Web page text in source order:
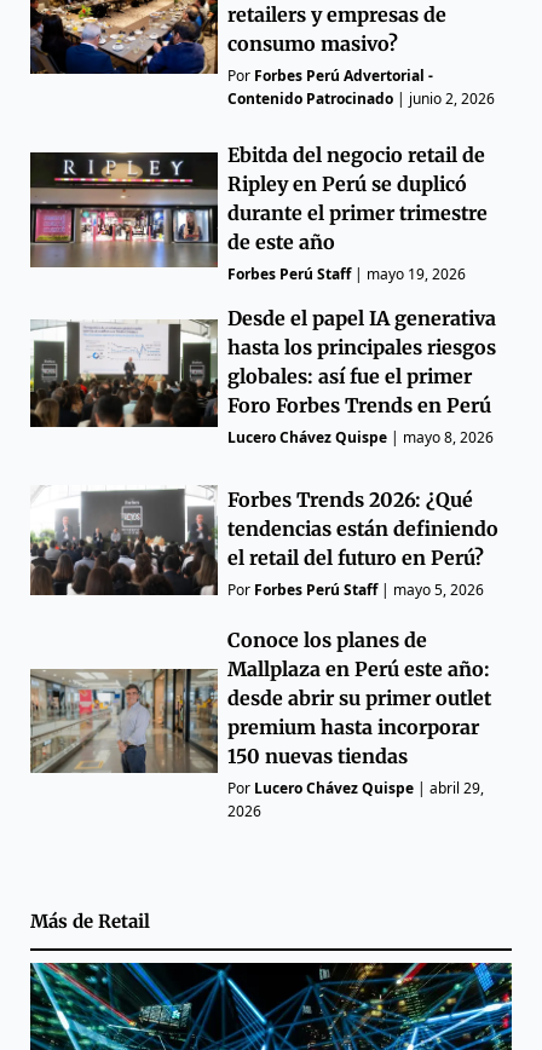
retailers y empresas de
consumo masivo?
Por Forbes Perú Advertorial -
Contenido Patrocinado | junio 2, 2026
Ebitda del negocio retail de
Ripley en Perú se duplicó
durante el primer trimestre
de este año
Forbes Perú Staff| mayo 19, 2026
Desde el papel IA generativa
hasta los principales riesgos
globales: así fue el primer
Foro Forbes Trends en Perú
Lucero Chávez Quispe | mayo 8, 2026
Forbes Trends 2026: ¿Qué
tendencias están definiendo
el retail del futuro en Perú?
Por Forbes Perú Staff| mayo 5, 2026
Conoce los planes de
Mallplaza en Perú este año:
desde abrir su primer outlet
premium hasta incorporar
150 nuevas tiendas
Por Lucero Chávez Quispe |abril 29,
2026
Más de Retail